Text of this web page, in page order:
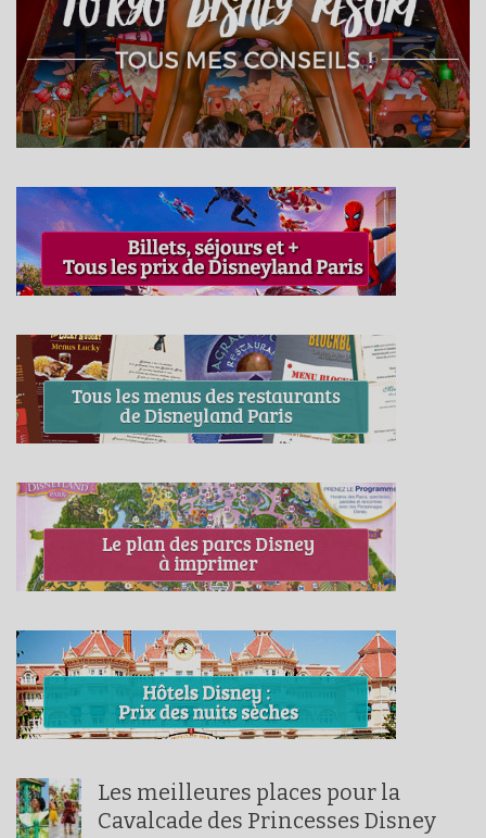
Les meilleures places pour la
Cavalcade des Princesses Disney